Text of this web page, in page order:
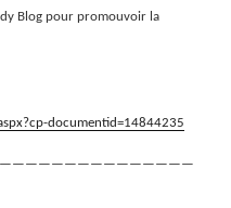
Blog pour promouvoir la
documentid=14844235